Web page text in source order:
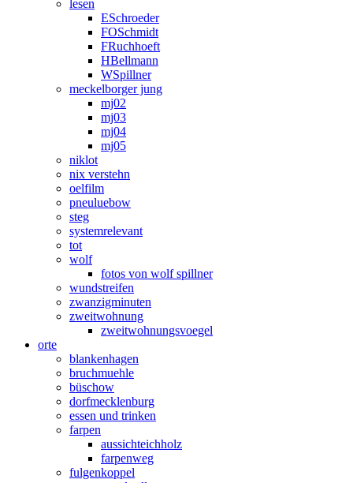
lesen
ESchroeder
FOSchmidt
FRuchhoeft
HBellmann
WSpillner
meckelborger jung
mj02
mj03
mj04
mj05
niklot
nix verstehn
oelfilm
pneuluebow
steg
systemrelevant
tot
wolf
fotos von wolf spillner
wundstreifen
zwanzigminuten
zweitwohnung
zweitwohnungsvoegel
orte
blankenhagen
bruchmuehle
büschow
dorfmecklenburg
essen und trinken
farpen
aussichteichholz
farpenweg
fulgenkoppel